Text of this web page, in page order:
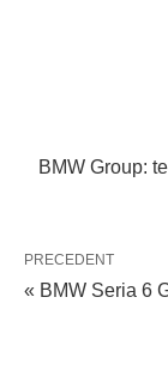
BMW Group:
PRECEDENT
« BMW Seria 6